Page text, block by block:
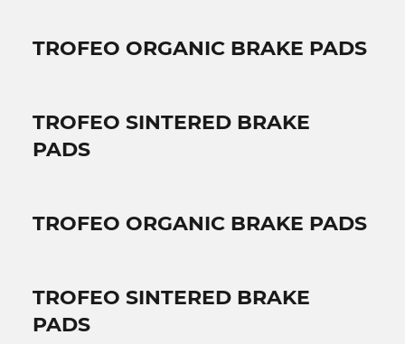
TROFEO ORGANIC BRAKE PADS
TROFEO SINTERED BRAKE
PADS
TROFEO ORGANIC BRAKE PADS
TROFEO SINTERED BRAKE
PADS